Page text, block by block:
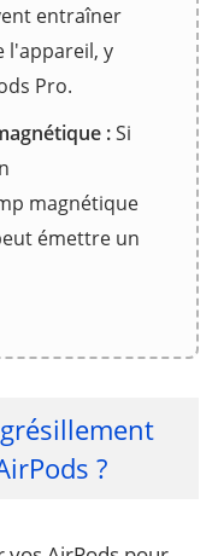
entraîner
l'appareil, y
Pro.
:Si
magnétique
émettre un
?